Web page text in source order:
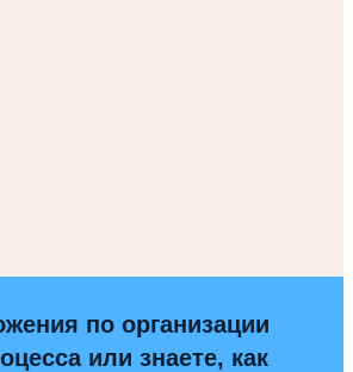
по организации
или знаете, как